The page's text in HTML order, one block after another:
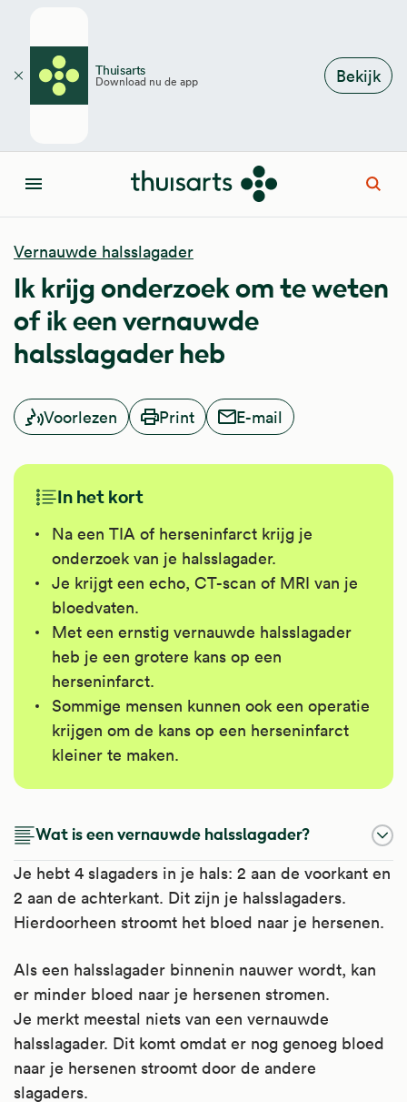
Thuisarts
Download nu de app Bekijk
Sluiten
Menu
Vernauwde halsslagader
Ik krijg onderzoek om te weten
of ik een vernauwde
halsslagader heb
Voorlezen Print E-mail
In het kort
Na een TIA of herseninfarct krijg je
onderzoek van je halsslagader.
Je krijgt een echo, CT-scan of MRI van je
bloedvaten.
Met een ernstig vernauwde halsslagader
heb je een grotere kans op een
herseninfarct.
Sommige mensen kunnen ook een operatie
krijgen om de kans op een herseninfarct
kleiner te maken.
Wat is een vernauwde halsslagader?
Je hebt 4 slagaders in je hals: 2 aan de voorkant en
2 aan de achterkant. Dit zijn je halsslagaders.
Hierdoorheen stroomt het bloed naar je hersenen.
Als een halsslagader binnenin nauwer wordt, kan
er minder bloed naar je hersenen stromen.
Je merkt meestal niets van een vernauwde
halsslagader. Dit komt omdat er nog genoeg bloed
naar je hersenen stroomt door de andere
slagaders.